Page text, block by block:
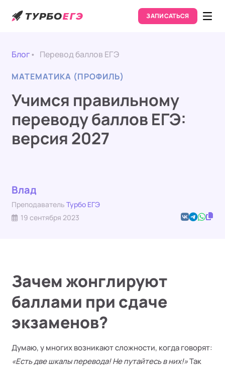
ЗАПИСАТЬСЯ
Блог
Перевод баллов ЕГЭ
МАТЕМАТИКА (ПРОФИЛЬ)
Учимся правильному
переводу баллов ЕГЭ:
версия 2027
Влад
ПреподавательТурбо ЕГЭ
19 сентября 2023
Зачем жонглируют
баллами при сдаче
экзаменов?
Думаю, у многих возникают сложности, когда говорят:
«Есть две шкалы перевода! Не путайтесь в них!»Так